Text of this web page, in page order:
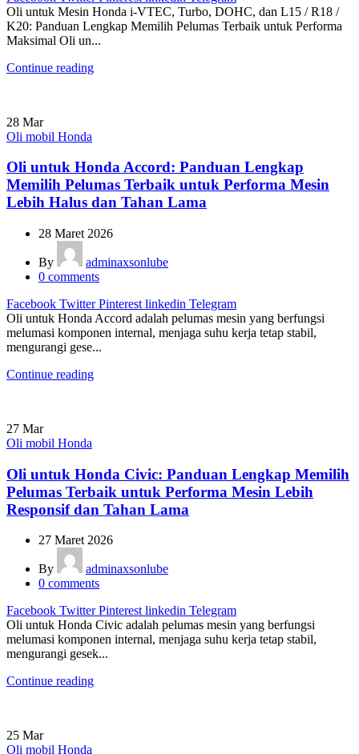
Oli untuk Mesin Honda i-VTEC, Turbo, DOHC, dan L15 / R18 /
K20: Panduan Lengkap Memilih Pelumas Terbaik untuk Performa
Maksimal Oli un...
Continue reading
28 Mar
Oli mobil Honda
Oli untuk Honda Accord: Panduan Lengkap
Memilih Pelumas Terbaik untuk Performa Mesin
Lebih Halus dan Tahan Lama
28 Maret 2026
By
adminaxsonlube
0 comments
Facebook Twitter Pinterest linkedin Telegram
Oli untuk Honda Accord adalah pelumas mesin yang berfungsi
melumasi komponen internal, menjaga suhu kerja tetap stabil,
mengurangi gese...
Continue reading
27 Mar
Oli mobil Honda
Oli untuk Honda Civic: Panduan Lengkap Memilih
Pelumas Terbaik untuk Performa Mesin Lebih
Responsif dan Tahan Lama
27 Maret 2026
By
adminaxsonlube
0 comments
Facebook Twitter Pinterest linkedin Telegram
Oli untuk Honda Civic adalah pelumas mesin yang berfungsi
melumasi komponen internal, menjaga suhu kerja tetap stabil,
mengurangi gesek...
Continue reading
25 Mar
Oli mobil Honda